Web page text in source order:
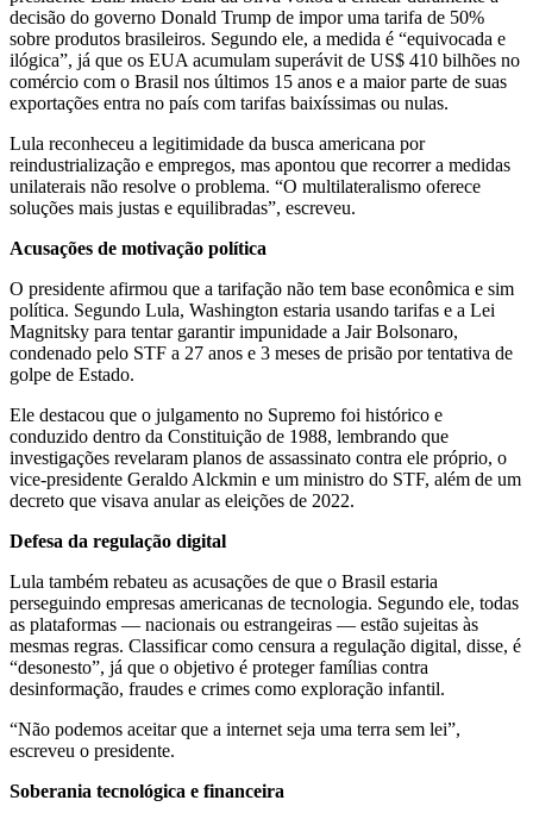
decisão do governo Donald Trump de impor uma tarifa de 50%
sobre produtos brasileiros. Segundo ele, a medida é “equivocada e
ilógica”, já que os EUA acumulam superávit de US$ 410 bilhões no
comércio com o Brasil nos últimos 15 anos e a maior parte de suas
exportações entra no país com tarifas baixíssimas ou nulas.
Lula reconheceu a legitimidade da busca americana por
reindustrialização e empregos, mas apontou que recorrer a medidas
unilaterais não resolve o problema. “O multilateralismo oferece
soluções mais justas e equilibradas”, escreveu.
Acusações de motivação política
O presidente afirmou que a tarifação não tem base econômica e sim
política. Segundo Lula, Washington estaria usando tarifas e a Lei
Magnitsky para tentar garantir impunidade a Jair Bolsonaro,
condenado pelo STF a 27 anos e 3 meses de prisão por tentativa de
golpe de Estado.
Ele destacou que o julgamento no Supremo foi histórico e
conduzido dentro da Constituição de 1988, lembrando que
investigações revelaram planos de assassinato contra ele próprio, o
vice-presidente Geraldo Alckmin e um ministro do STF, além de um
decreto que visava anular as eleições de 2022.
Defesa da regulação digital
Lula também rebateu as acusações de que o Brasil estaria
perseguindo empresas americanas de tecnologia. Segundo ele, todas
as plataformas — nacionais ou estrangeiras — estão sujeitas às
mesmas regras. Classificar como censura a regulação digital, disse, é
“desonesto”, já que o objetivo é proteger famílias contra
desinformação, fraudes e crimes como exploração infantil.
“Não podemos aceitar que a internet seja uma terra sem lei”,
escreveu o presidente.
Soberania tecnológica e financeira